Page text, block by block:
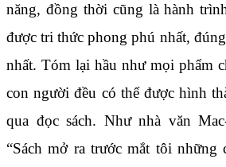
năng, đồng thời cũng là hành
được tri thức phong phú nhất,
nhất. Tóm lại hầu như mọi phẩm
con người đều có thể được hình
qua đọc sách. Như nhà văn
“Sách mở ra trước mắt tôi